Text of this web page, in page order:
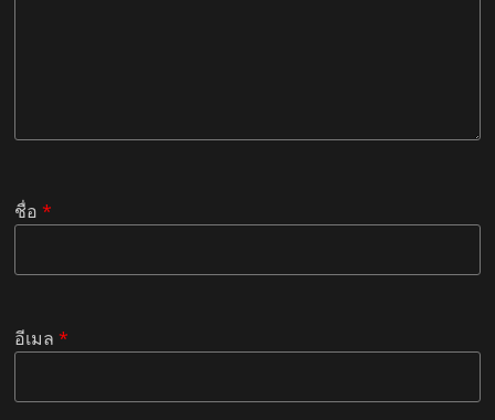
ชื่อ*
อีเมล*